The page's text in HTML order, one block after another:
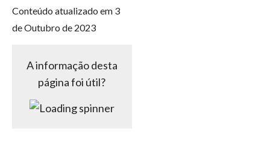
Conteúdo atualizado em 3
de Outubro de 2023
A informação desta
página foi útil?